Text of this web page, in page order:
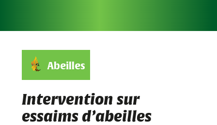
Abeilles
Intervention sur
essaims d’abeilles